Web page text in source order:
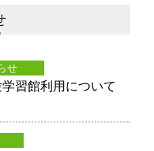
せ
習館利用について